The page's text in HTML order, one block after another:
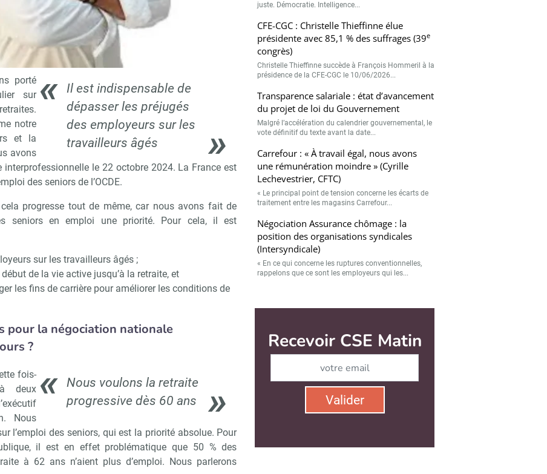
ouvrière, la retraite à 64 ans, « c’est toujours non » - © FO
ouvrière se sont retrouvées à Paris le
l’objet de la mobilisation ?
Il est indispensable de
dépasser les préjugés
des employeurs sur les
travailleurs âgés
porté
sur
notre
et la
avons
le 22 octobre 2024. La France est
des seniors de l’OCDE.
progresse tout de même, car nous avons fait de
seniors en emploi une priorité. Pour cela, il est
sur les travailleurs âgés ;
de la vie active jusqu’à la retraite, et
les fins de carrière pour améliorer les conditions de
pour la négociation nationale
?
Nous voulons la retraite
progressive dès 60 ans
fois-
deux
Nous
l’emploi des seniors, qui est la priorité absolue. Pour
il est en effet problématique que 50 % des
à 62 ans n’aient plus d’emploi. Nous parlerons
juste. Démocratie. Intelligence...
CFE-CGC : Christelle Thieffinne élue
présidente avec 85,1 % des suffrages (39e
congrès)
Christelle Thieffinne succède à François Hommeril à la
présidence de la CFE-CGC le 10/06/2026...
Transparence salariale : état d’avancement
du projet de loi du Gouvernement
Malgré l’accélération du calendrier gouvernemental, le
vote définitif du texte avant la date...
Carrefour : « À travail égal, nous avons
une rémunération moindre » (Cyrille
Lechevestrier, CFTC)
« Le principal point de tension concerne les écarts de
traitement entre les magasins Carrefour...
Négociation Assurance chômage : la
position des organisations syndicales
(Intersyndicale)
« En ce qui concerne les ruptures conventionnelles,
rappelons que ce sont les employeurs qui les...